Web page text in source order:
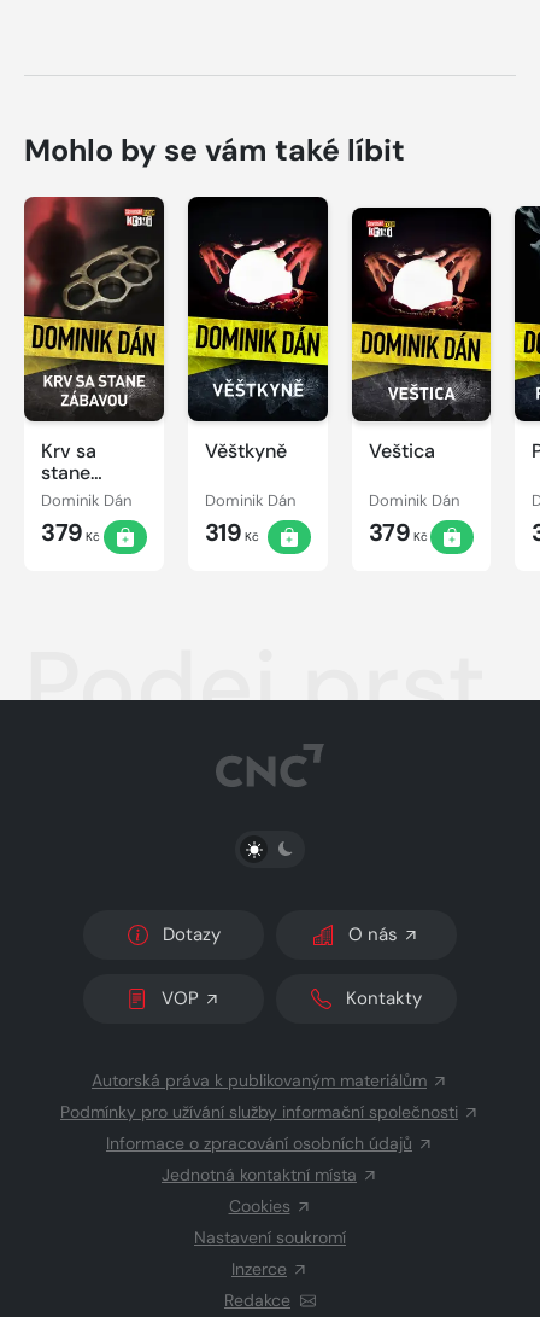
Mohlo by se vám také líbit
Krv sa
stane
zábavou
Dominik Dán
379 Kč
Věštkyně
Dominik Dán
319 Kč
Veštica
Dominik Dán
379 Kč
Podej prst
PŘEPNOUT SVĚTLÝ/TMAVÝ REŽIM
Dotazy O nás
VOP Kontakty
Autorská práva k publikovaným materiálům
Podmínky pro užívání služby informační společnosti
Informace o zpracování osobních údajů
Jednotná kontaktní místa
Cookies
Nastavení soukromí
Inzerce
Redakce